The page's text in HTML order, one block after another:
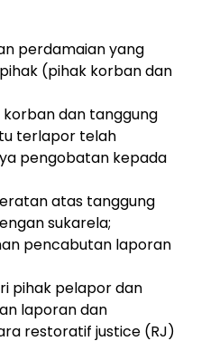
perdamaian yang
(pihak korban dan
dan tanggung
terlapor telah
pengobatan kepada
atas tanggung
sukarela;
pencabutan laporan
pihak pelapor dan
laporan dan
restoratif justice (RJ)